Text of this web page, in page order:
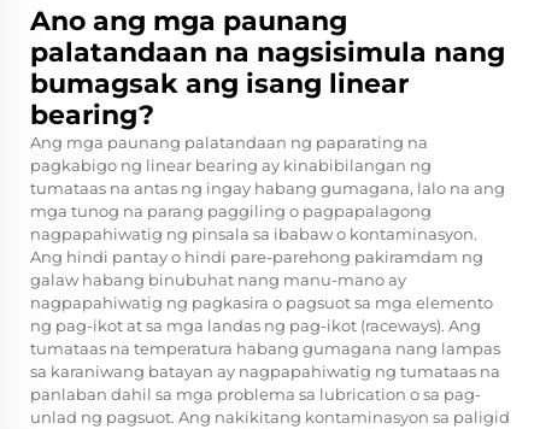
Ano ang mga paunang
palatandaan na nagsisimula nang
bumagsak ang isang linear
bearing?
Ang mga paunang palatandaan ng paparating na
pagkabigo ng linear bearing ay kinabibilangan ng
tumataas na antas ng ingay habang gumagana, lalo na ang
mga tunog na parang paggiling o pagpapalagong
nagpapahiwatig ng pinsala sa ibabaw o kontaminasyon.
Ang hindi pantay o hindi pare-parehong pakiramdam ng
galaw habang binubuhat nang manu-mano ay
nagpapahiwatig ng pagkasira o pagsuot sa mga elemento
ng pag-ikot at sa mga landas ng pag-ikot (raceways). Ang
tumataas na temperatura habang gumagana nang lampas
sa karaniwang batayan ay nagpapahiwatig ng tumataas na
panlaban dahil sa mga problema sa lubrication o sa pag-
unlad ng pagsuot. Ang nakikitang kontaminasyon sa paligid